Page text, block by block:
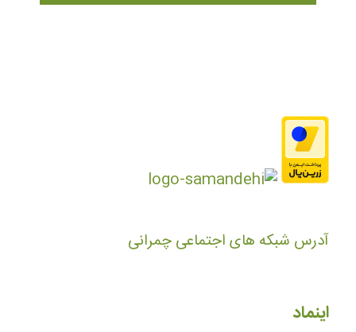
آدرس شبکه های اجتماعی چمرانی
اینماد